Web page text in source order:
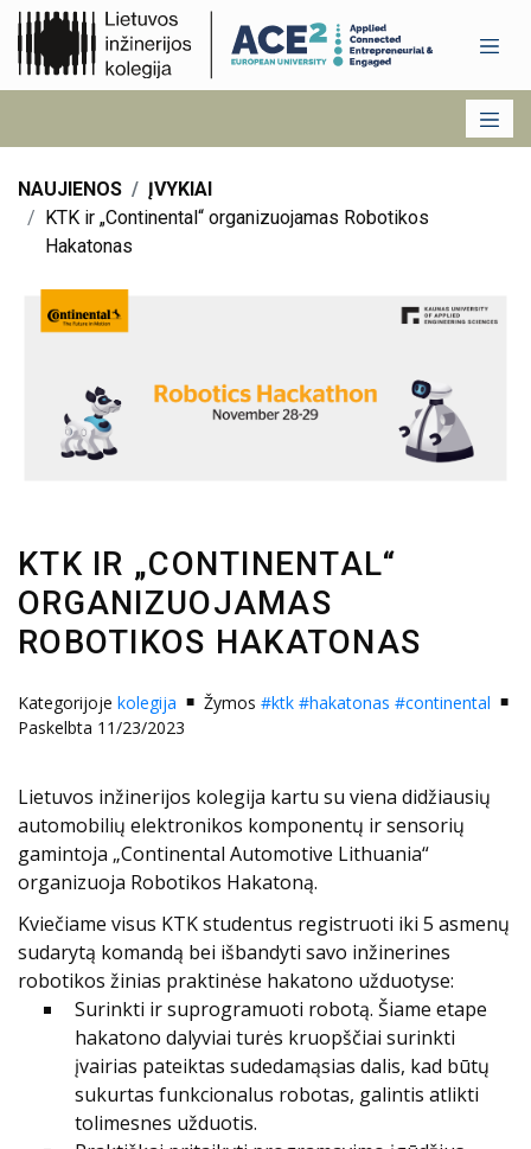
NAUJIENOS
ĮVYKIAI
KTK ir „Continental“ organizuojamas Robotikos
Hakatonas
KTK IR „CONTINENTAL“
ORGANIZUOJAMAS
ROBOTIKOS HAKATONAS
Kategorijoje kolegija Žymos #ktk #hakatonas #continental
Paskelbta 11/23/2023
Lietuvos inžinerijos kolegija kartu su viena didžiausių
automobilių elektronikos komponentų ir sensorių
gamintoja „Continental Automotive Lithuania“
organizuoja Robotikos Hakatoną.
Kviečiame visus KTK studentus registruoti iki 5 asmenų
sudarytą komandą bei išbandyti savo inžinerines
robotikos žinias praktinėse hakatono užduotyse:
Surinkti ir suprogramuoti robotą. Šiame etape
hakatono dalyviai turės kruopščiai surinkti
įvairias pateiktas sudedamąsias dalis, kad būtų
sukurtas funkcionalus robotas, galintis atlikti
tolimesnes užduotis.